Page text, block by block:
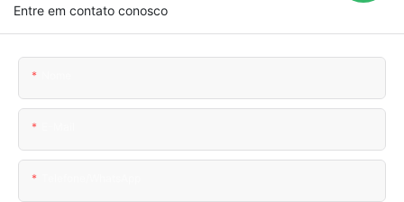
Entre em contato conosco